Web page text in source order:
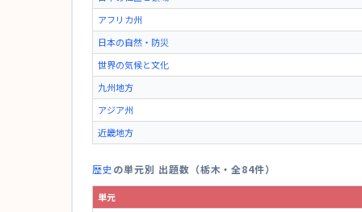
アフリカ州
日本の自然・防災
世界の気候と文化
九州地方
アジア州
近畿地方
歴史 の単元別 出題数（栃木・全84件）
単元